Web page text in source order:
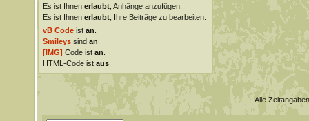
Es ist Ihnen erlaubt, Anhänge anzufügen.
Es ist Ihnen erlaubt, Ihre Beiträge zu bearbeiten.
vB Codeist an
Smileyssind an
[IMG] Code ist an
HTML-Code ist aus.
Alle